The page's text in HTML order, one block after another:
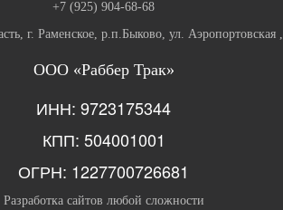
+7 (925) 904-68-68
г. Раменское, р.п.Быково, ул. Аэропортовская
ООО «Раббер Трак»
ИНН: 9723175344
КПП: 504001001
ОГРН: 1227700726681
Разработка сайтов любой сложности